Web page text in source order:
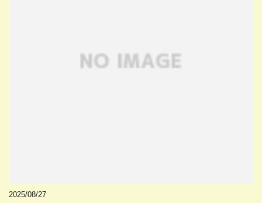
2025/08/27